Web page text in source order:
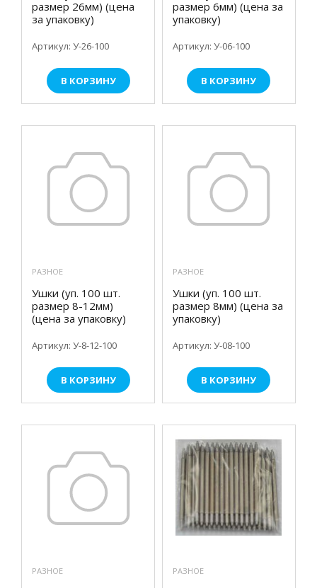
размер 26мм) (цена
за упаковку)
Артикул: У-26-100
В КОРЗИНУ
размер 6мм) (цена за
упаковку)
Артикул: У-06-100
В КОРЗИНУ
РАЗНОЕ
Ушки (уп. 100 шт.
размер 8-12мм)
(цена за упаковку)
Артикул: У-8-12-100
В КОРЗИНУ
РАЗНОЕ
Ушки (уп. 100 шт.
размер 8мм) (цена за
упаковку)
Артикул: У-08-100
В КОРЗИНУ
РАЗНОЕ РАЗНОЕ